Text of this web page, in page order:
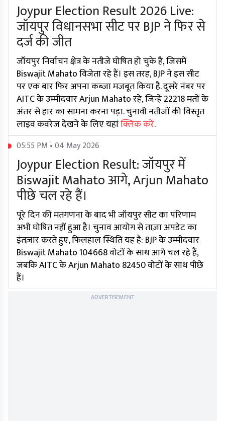
Joypur Election Result 2026 Live:
जॉयपुर विधानसभा सीट पर BJP ने फिर से
दर्ज की जीत
जॉयपुर निर्वाचन क्षेत्र के नतीजे घोषित हो चुके हैं, जिसमें
Biswajit Mahato विजेता रहे हैं। इस तरह, BJP ने इस सीट
पर एक बार फिर अपना कब्जा मजबूत किया है. दूसरे नंबर पर
AITC के उम्मीदवार Arjun Mahato रहे, जिन्हें 22218 मतों के
अंतर से हार का सामना करना पड़ा. चुनावी नतीजों की विस्तृत
लाइव कवरेज देखने के लिए यहांक्लिक करें.
05:55 PM • 04 May 2026
Joypur Election Result: जॉयपुर में
Biswajit Mahato आगे, Arjun Mahato
पीछे चल रहे हैं।
पूरे दिन की मतगणना के बाद भी जॉयपुर सीट का परिणाम
अभी घोषित नहीं हुआ है। चुनाव आयोग से ताज़ा अपडेट का
इंतज़ार करते हुए, फिलहाल स्थिति यह है: BJP के उम्मीदवार
Biswajit Mahato 104668 वोटों के साथ आगे चल रहे हैं,
जबकि AITC के Arjun Mahato 82450 वोटों के साथ पीछे
हैं।
ADVERTISEMENT